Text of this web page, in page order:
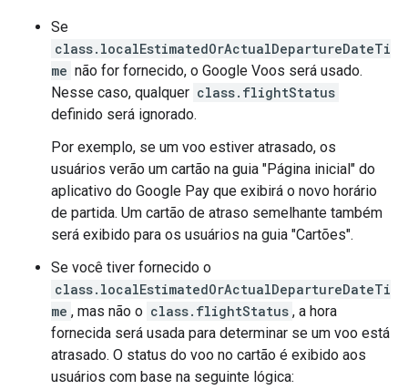
Se
class.localEstimatedOrActualDepartureDateTi
me não for fornecido, o Google Voos será usado.
Nesse caso, qualquer class.flightStatus
definido será ignorado.
Por exemplo, se um voo estiver atrasado, os
usuários verão um cartão na guia "Página inicial" do
aplicativo do Google Pay que exibirá o novo horário
de partida. Um cartão de atraso semelhante também
será exibido para os usuários na guia "Cartões".
Se você tiver fornecido o
class.localEstimatedOrActualDepartureDateTi
me , mas não o class.flightStatus , a hora
fornecida será usada para determinar se um voo está
atrasado. O status do voo no cartão é exibido aos
usuários com base na seguinte lógica: